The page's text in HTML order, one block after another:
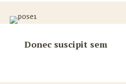
Donec suscipit sem